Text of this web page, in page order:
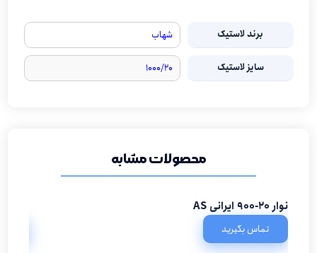
برند لاستیک شهاب
سایز لاستیک ۱۰۰۰/۲۰
محصولات مشابه
نوار 20-900 ایرانی AS
تماس بگیرید